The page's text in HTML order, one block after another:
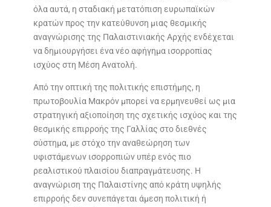
όλα αυτά, η σταδιακή μετατόπιση ευρωπαϊκών
κρατών προς την κατεύθυνση μιας θεσμικής
αναγνώρισης της Παλαιστινιακής Αρχής ενδέχεται
να δημιουργήσει ένα νέο αφήγημα ισορροπίας
ισχύος στη Μέση Ανατολή.
Από την οπτική της πολιτικής επιστήμης, η
πρωτοβουλία Μακρόν μπορεί να ερμηνευθεί ως μια
στρατηγική αξιοποίηση της σχετικής ισχύος και της
θεσμικής επιρροής της Γαλλίας στο διεθνές
σύστημα, με στόχο την αναθεώρηση των
υφιστάμενων ισορροπιών υπέρ ενός πιο
ρεαλιστικού πλαισίου διαπραγμάτευσης. Η
αναγνώριση της Παλαιστίνης από κράτη υψηλής
επιρροής δεν συνεπάγεται άμεση πολιτική ή